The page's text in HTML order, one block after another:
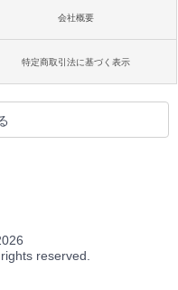
会社概要
特定商取引法に基づく表示
reserved.